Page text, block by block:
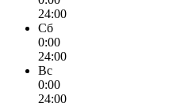
24:00
Сб
0:00
24:00
Вс
0:00
24:00